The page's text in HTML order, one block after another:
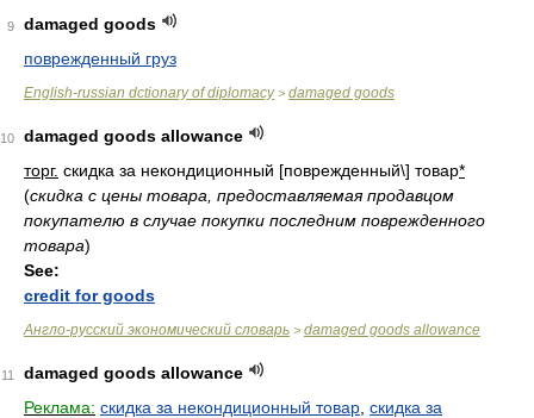
9
damaged goods
поврежденный груз
English-russian dctionary of diplomacy> damaged goods
10
damaged goods allowance
торг. скидка за некондиционный [поврежденный\] товар*
(скидка с цены товара, предоставляемая продавцом
покупателю в случае покупки последним поврежденного
товара)
See:
credit for goods
Англо-русский экономический словарь > damaged goods allowance
11
damaged goods allowance
Реклама: скидка за некондиционный товар скидка за